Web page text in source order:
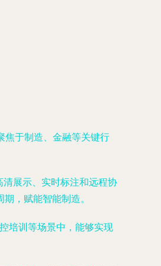
焦于制造、金融等关键行
展示、实时标注和远程协
，赋能智能制造。
培训等场景中，能够实现